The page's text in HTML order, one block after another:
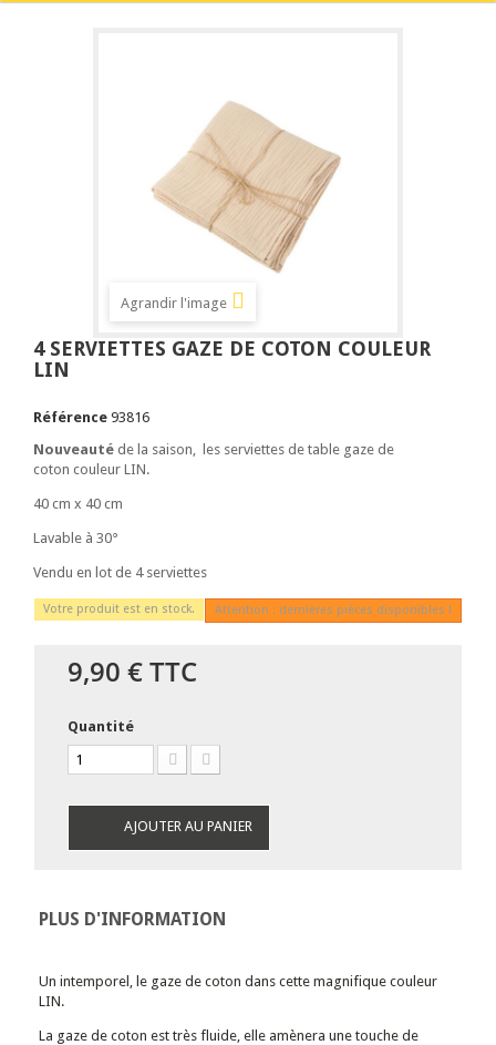
Agrandir l'image
4 SERVIETTES GAZE DE COTON COULEUR
LIN
Référence 93816
Nouveauté de la saison, les serviettes de table gaze de
coton couleur LIN.
40 cm x 40 cm
Lavable à 30°
Vendu en lot de 4 serviettes
Votre produit est en stock. Attention : dernières pièces disponibles !
9,90 €TTC
Quantité
AJOUTER AU PANIER
PLUS D'INFORMATION
Un intemporel, le gaze de coton dans cette magnifique couleur
LIN.
La gaze de coton est très fluide, elle amènera une touche de